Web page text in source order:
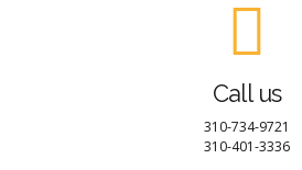
Call us
310-734-9721
310-401-3336